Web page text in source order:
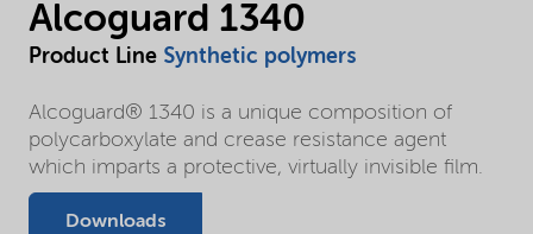
Alcoguard 1340
Product Line Synthetic polymers
Alcoguard® 1340 is a unique composition of
polycarboxylate and crease resistance agent
which imparts a protective, virtually invisible film.
Downloads